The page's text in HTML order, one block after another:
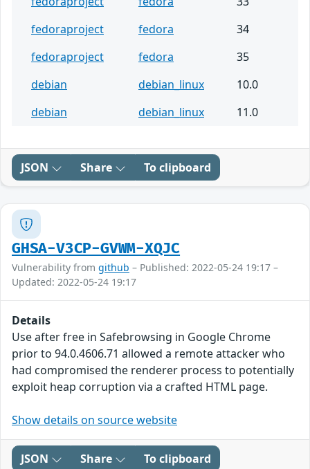
fedoraproject
fedora
34
fedoraproject
fedora
35
debian
debian_linux
10.0
debian
debian_linux 11.0
JSON Share To clipboard
GHSA-V3CP-GVWM-XQJC
Vulnerability from github – Published: 2022-05-24 19:17 –
Updated: 2022-05-24 19:17
Details
Use after free in Safebrowsing in Google Chrome
prior to 94.0.4606.71 allowed a remote attacker who
had compromised the renderer process to potentially
exploit heap corruption via a crafted HTML page.
Show details on source website
JSON Share To clipboard